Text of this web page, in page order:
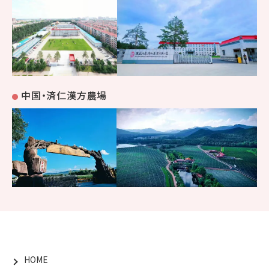
中国・済仁漢方農場
HOME